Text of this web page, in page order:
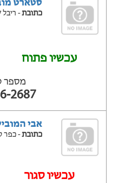
סטארט
כתובת- ריבל 7
עכשיו פתוח
מספר
2687
אבי
כתובת- כפר
‫עכשיו סגור